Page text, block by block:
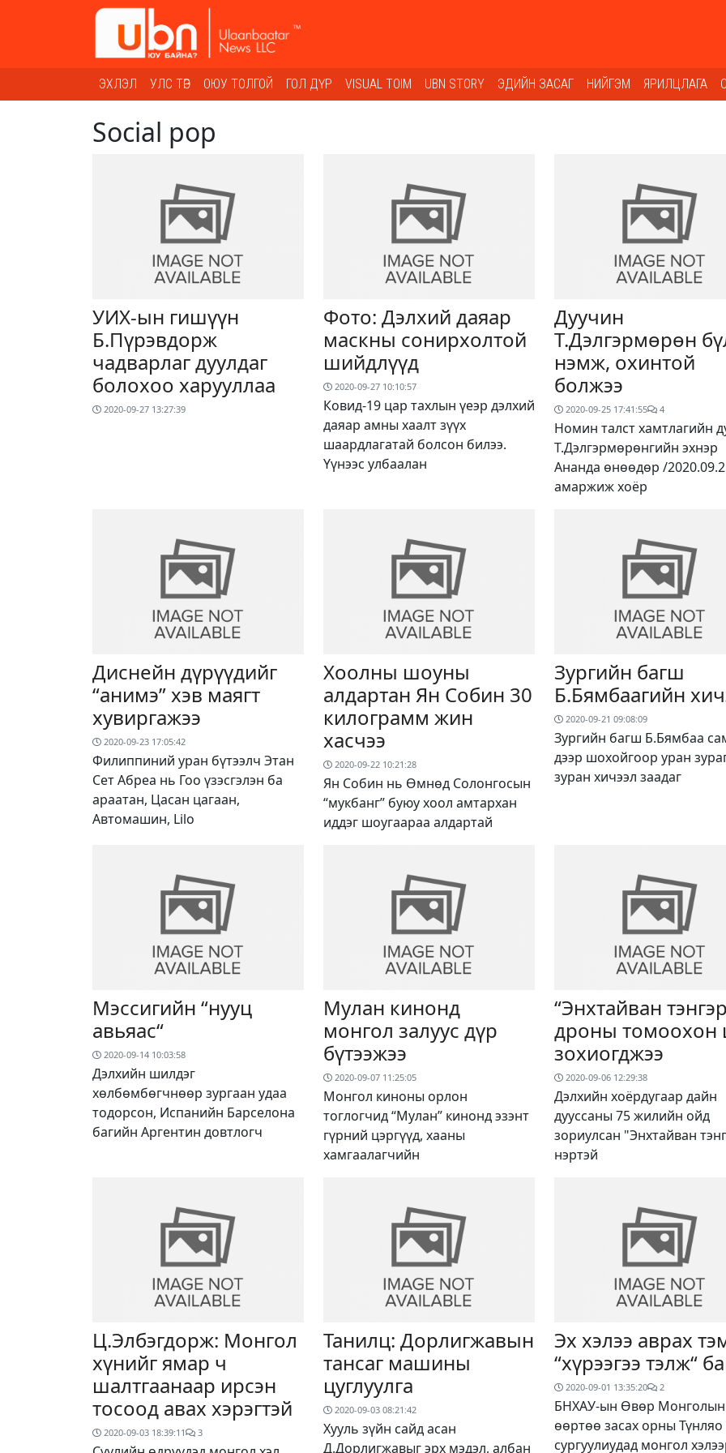
ЭХЛЭЛ УЛС ТӨР ОЮУ ТОЛГОЙ ГОЛ ДҮР VISUAL TOIM UBN STORY ЭДИЙН ЗАСАГ НИЙГЭМ ЯРИЛЦЛАГА
Social pop
УИХ-ын гишүүн
Б.Пүрэвдорж
чадварлаг дуулдаг
болохоо харууллаа
2020-09-27 13:27:39
Фото: Дэлхий даяар
маскны сонирхолтой
шийдлүүд
2020-09-27 10:10:57
Ковид-19 цар тахлын үеэр дэлхий
даяар амны хаалт зүүх
шаардлагатай болсон билээ.
Үүнээс улбаалан
Дуучин
Т.Дэлгэрмөрөн
нэмж, охинтой
болжээ
2020-09-25 17:41:55 4
Номин талст хамтлагийн
Т.Дэлгэрмөрөнгийн эхнэр
Ананда өнөөдөр /
амаржиж хоёр
Диснейн дүрүүдийг
“анимэ” хэв маягт
хувиргажээ
2020-09-23 17:05:42
Филиппиний уран бүтээлч Этан
Сет Абреа нь Гоо үзэсгэлэн ба
араатан, Цасан цагаан,
Автомашин, Lilo
Хоолны шоуны
алдартан Ян Собин 30
килограмм жин
хасчээ
2020-09-22 10:21:28
Ян Собин нь Өмнөд Солонгосын
“мукбанг” буюу хоол амтархан
иддэг шоугаараа алдартай
Зургийн багш
Б.Бямбаагийн
2020-09-21 09:08:09
Зургийн багш Б.Бямбаа
дээр шохойгоор уран
зуран хичээл заадаг
Мэссигийн “нууц
авьяас“
2020-09-14 10:03:58
Дэлхийн шилдэг
хөлбөмбөгчнөөр зургаан удаа
тодорсон, Испанийн Барселона
багийн Аргентин довтлогч
Мулан кинонд
монгол залуус дүр
бүтээжээ
2020-09-07 11:25:05
Монгол киноны орлон
тоглогчид “Мулан” кинонд эзэнт
гүрний цэргүүд, хааны
хамгаалагчийн
“Энхтайван
дроны томоохон
зохиогджээ
2020-09-06 12:29:38
Дэлхийн хоёрдугаар дайн
дууссаны 75 жилийн ойд
зориулсан "Энхтайван
нэртэй
Ц.Элбэгдорж: Монгол
хүнийг ямар ч
шалтгаанаар ирсэн
тосоод авах хэрэгтэй
2020-09-03 18:39:11 3
Танилц: Дорлигжавын
тансаг машины
цуглуулга
2020-09-03 08:21:42
Хууль зүйн сайд асан
Д.Дорлигжавыг эрх мэдэл, албан
Эх хэлээ аврах
“хүрээгээ тэлж“
2020-09-01 13:35:20 2
БНХАУ-ын Өвөр Монголын
өөртөө засах орны
сургуулиудад монгол